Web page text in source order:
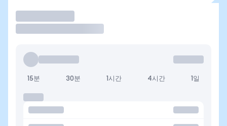
15분 30분 1시간 4시간 1일